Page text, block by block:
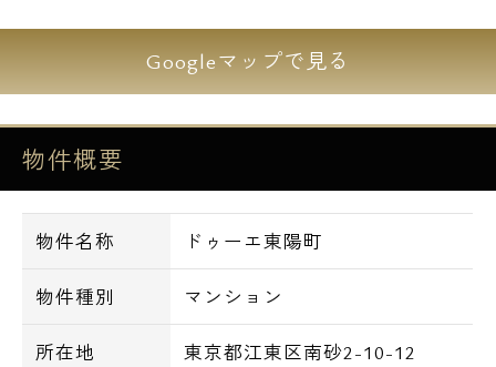
多数御座います。
初めてのお一人暮らしに最適な物件です。
また、物件敷地内には駐車場やバイク置場
に、
駐輪場もありお車やバイクをお持ちの方は必
見です。
物件の設備面ですが２４時間セキュリティオ
ートロックや、
防犯カメラを搭載。
セキュリティ申し分なしの物件です。
その他にも２４時間ご利用可能な入居者様専
Googleマップで見る
物件概要
物件名称 ドゥーエ東陽町
物件種別 マンション
所在地 東京都江東区南砂2-10-12